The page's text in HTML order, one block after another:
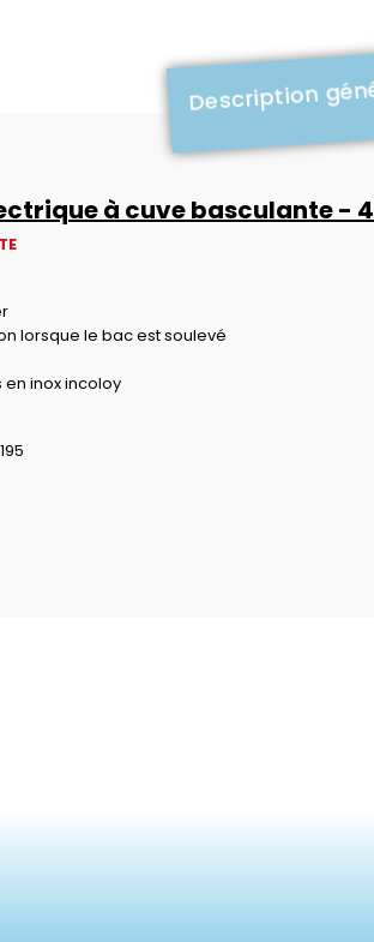
Description
à cuve basculante -
lorsque le bac est soulevé
inox incoloy